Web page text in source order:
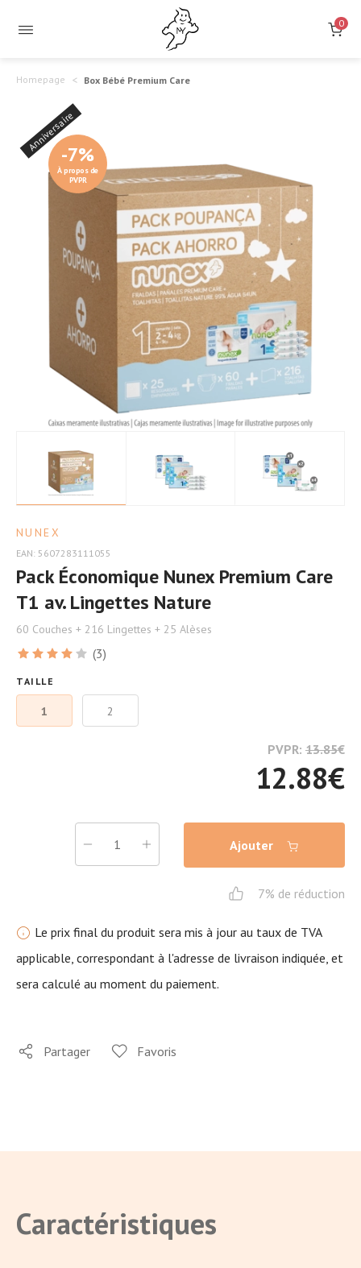
0
Homepage Box Bébé Premium Care
-7%
À propos de
PVPR
Anniversaire
NUNEX
EAN: 5607283111055
Pack Économique Nunex Premium Care
T1 av. Lingettes Nature
60 Couches + 216 Lingettes + 25 Alèses
(3)
TAILLE
1 2
PVPR: 13.85€
12.88€
Ajouter
7% de réduction
Le prix final du produit sera mis à jour au taux de TVA
applicable, correspondant à l'adresse de livraison indiquée, et
sera calculé au moment du paiement.
Partager Favoris
Caractéristiques